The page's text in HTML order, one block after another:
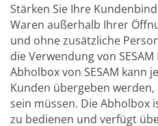
Stärken Sie Ihre
Waren außerhalb Ihrer
und ohne zusätzliche
die Verwendung von
Abholbox von SESAM kann
Kunden übergeben werden,
sein müssen. Die Abholbox
zu bedienen und verfügt